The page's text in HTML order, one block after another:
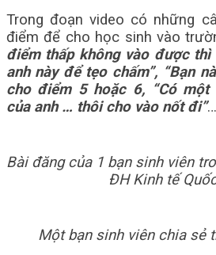
Trong đoạn video có những
điểm để cho học sinh vào
điểm thấp không vào được thì
anh này để tẹo chấm”, “Bạn
cho điểm 5 hoặc 6, “Có một
của anh … thôi cho vào nốt đi”…
Bài đăng của 1 bạn sinh viên
ĐH Kinh tế
Một bạn sinh viên chia sẻ